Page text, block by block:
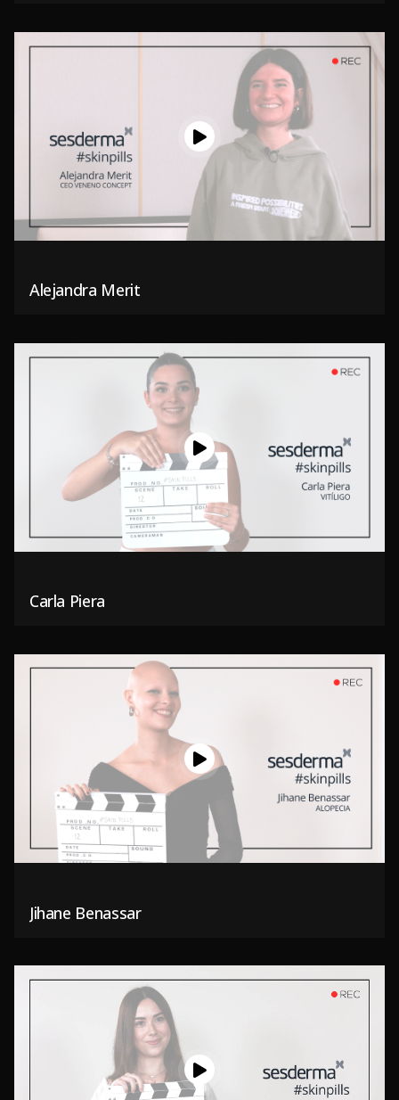
Alejandra Merit
Carla Piera
Jihane Benassar